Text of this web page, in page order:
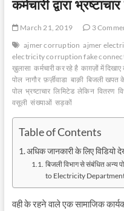
कर्मचारी द्वारा
March 21, 2019
3
ajmer corruption ajmer
electricity corruption fake
ख़ुलासा कर्मचारी कर रहे है काग़ज़ों में
पोल नागौर फ़र्ज़ीवाडा बाक़ी बिजली खपत
पोल भ्रष्टाचार लिमिटेड लेकिन वितरण
वसूली संख्याओं सड़कों
Table of Contents
अधिक जानकारी के लिए विडियो
बिजली विभाग से संबंधित अन्य
to Electricity
वही के रहने वाले एक सामाजिक